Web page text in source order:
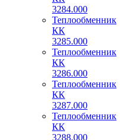
3284.000
Теплообменник
КК
3285.000
Теплообменник
КК
3286.000
Теплообменник
КК
3287.000
Теплообменник
КК
3288.000